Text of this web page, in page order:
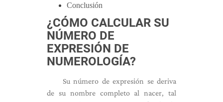
Conclusión
¿CÓMO CALCULAR SU
NÚMERO DE
EXPRESIÓN DE
NUMEROLOGÍA?
Su número de expresión se deriva
de su nombre completo al nacer, tal